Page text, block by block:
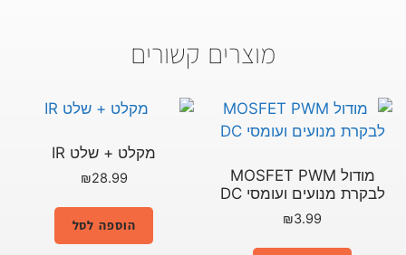
מוצרים קשורים
מודול MOSFET PWM
לבקרת מנועים ועומסי DC
₪3.99
מקלט + שלט IR
₪28.99
הוספה לסל